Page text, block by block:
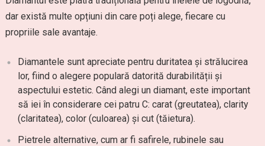
dar există multe opțiuni din care poți alege, fiecare cu
propriile sale avantaje.
Diamantele sunt apreciate pentru duritatea și strălucirea
lor, fiind o alegere populară datorită durabilității și
aspectului estetic. Când alegi un diamant, este important
să iei în considerare cei patru C: carat (greutatea), clarity
(claritatea), color (culoarea) și cut (tăietura).
Pietrele alternative, cum ar fi safirele, rubinele sau